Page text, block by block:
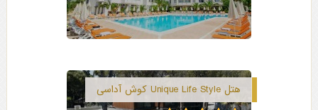
هتل Unique Life Style کوش آداسی